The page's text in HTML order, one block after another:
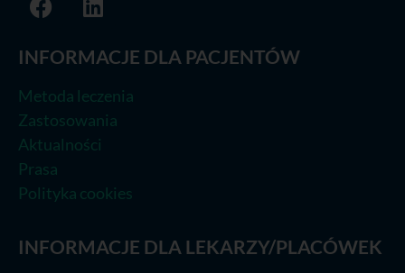
INFORMACJE DLA PACJENTÓW
Metoda leczenia
Zastosowania
Aktualności
Prasa
Polityka cookies
INFORMACJE DLA LEKARZY/PLACÓWEK